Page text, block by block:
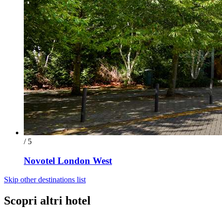
/ 5
Novotel London West
Skip other destinations list
Scopri altri hotel